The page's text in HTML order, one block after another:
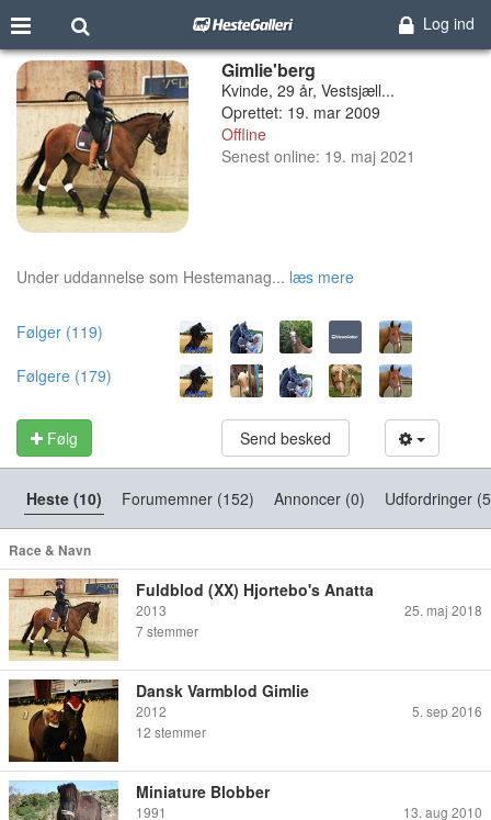
Log ind
Gimlie'berg
Kvinde, 29 år, Vestsjæll...
Oprettet: 19. mar 2009
Offline
Senest online: 19. maj 2021
Under uddannelse som Hestemanag... læs mere
Følger (119)
Følgere (179)
Følg Send besked
Heste (10) Forumemner (152) Annoncer (0) Udfordringer
Race & Navn
Fuldblod (XX) Hjortebo's Anatta
2013
25. maj 2018
7 stemmer
Dansk Varmblod Gimlie
2012
5. sep 2016
12 stemmer
Miniature Blobber
1991
13. aug 2010